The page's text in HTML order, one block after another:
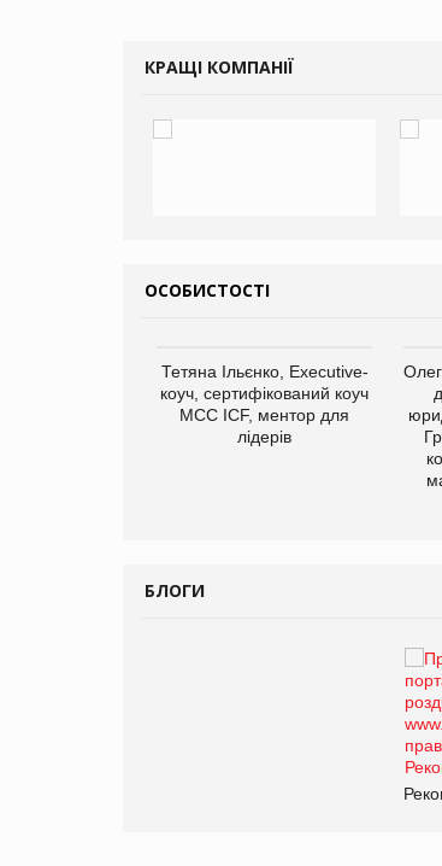
КРАЩІ КОМПАНІЇ
ОСОБИСТОСТІ
Тетяна Ільєнко, Executive-
коуч, сертифікований коуч
МСС ICF, ментор для
лідерів
БЛОГИ